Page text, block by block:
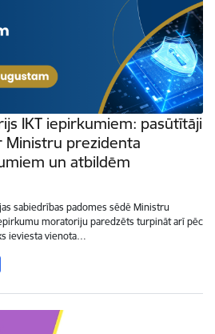
IKT iepirkumiem: pasūtītāji
Ministru prezidenta
un atbildēm
sabiedrības padomes sēdē Ministru
moratoriju paredzēts turpināt arī pēc
ieviesta vienota…